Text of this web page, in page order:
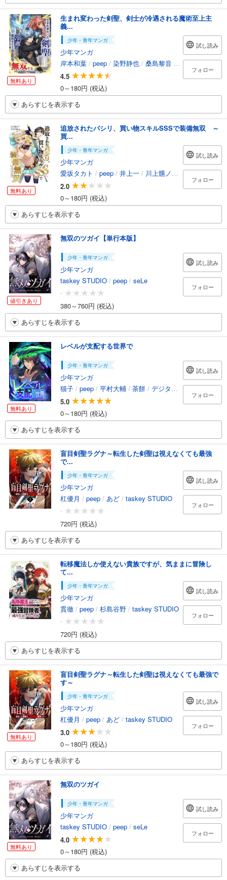
無料あり
生まれ変わった剣聖、剣士が冷遇される魔術至上主
義...
少年・青年マンガ
少年マンガ
岸本和葉 / peep / 染野静也 / 桑島黎音
taskey STUDIO
4.5
0～180円 (税込)
試し読み
フォロー
あらすじを表示する
無料あり
追放されたパシリ、買い物スキルSSSで装備無双 ～
買...
少年・青年マンガ
少年マンガ
愛坂タカト / peep / 井上一 / 川上兤ノ佑 /taskey
2.0
0～180円 (税込)
試し読み
フォロー
あらすじを表示する
値引きあり
無双のツガイ【単行本版】
少年・青年マンガ
少年マンガ
taskey STUDIO / peep / seLe
-
380～760円 (税込)
試し読み
フォロー
あらすじを表示する
無料あり
レベルが支配する世界で
少年・青年マンガ
少年マンガ
猫子 / peep / 平村大輔 / 茶餅 / デジタル職人 /taskey
5.0
0～180円 (税込)
試し読み
フォロー
あらすじを表示する
盲目剣聖ラグナ～転生した剣聖は視えなくても最強
で...
少年・青年マンガ
少年マンガ
杠優月 / peep / あど / taskey STUDIO
-
720円 (税込)
試し読み
フォロー
あらすじを表示する
転移魔法しか使えない貴族ですが、気ままに冒険し
て...
少年・青年マンガ
少年マンガ
貫徹 / peep / 杉島谷野 / taskey STUDIO
-
720円 (税込)
試し読み
フォロー
あらすじを表示する
無料あり
盲目剣聖ラグナ～転生した剣聖は視えなくても最強で
す～
少年・青年マンガ
少年マンガ
杠優月 / peep / あど / taskey STUDIO
3.0
0～180円 (税込)
試し読み
フォロー
あらすじを表示する
無料あり
無双のツガイ
少年・青年マンガ
少年マンガ
taskey STUDIO / peep / seLe
4.0
0～180円 (税込)
試し読み
フォロー
あらすじを表示する